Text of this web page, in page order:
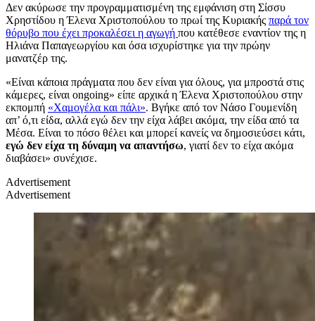
Δεν ακύρωσε την προγραμματισμένη της εμφάνιση στη Σίσσυ
Χρηστίδου η Έλενα Χριστοπούλου το πρωί της Κυριακής παρά τον
θόρυβο που έχει προκαλέσει η αγωγή που κατέθεσε εναντίον της η
Ηλιάνα Παπαγεωργίου και όσα ισχυρίστηκε για την πρώην
μανατζέρ της.
«Είναι κάποια πράγματα που δεν είναι για όλους, για μπροστά στις
κάμερες, είναι ongoing» είπε αρχικά η Έλενα Χριστοπούλου στην
εκπομπή «Χαμογέλα και πάλι». Βγήκε από τον Νάσο Γουμενίδη
απ’ ό,τι είδα, αλλά εγώ δεν την είχα λάβει ακόμα, την είδα από τα
Μέσα. Είναι το πόσο θέλει και μπορεί κανείς να δημοσιεύσει κάτι,
εγώ δεν είχα τη δύναμη να απαντήσω, γιατί δεν το είχα ακόμα
διαβάσει» συνέχισε.
Advertisement
Advertisement